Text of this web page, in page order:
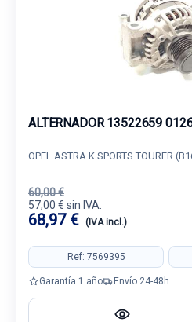
ALTERNADOR 13522659
OPEL ASTRA K SPORTS TOURER
60,00 €
57,00 € sin IVA.
68,97 € (IVA incl.)
Ref: 7569395
Garantía 1 año Envío 24-48h